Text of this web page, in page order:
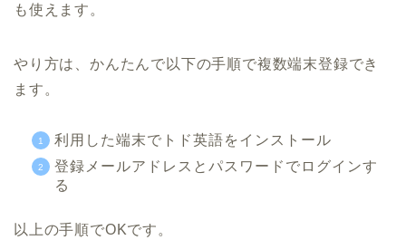
も使えます。
やり方は、かんたんで以下の手順で複数端末登録でき
ます。
利用した端末でトド英語をインストール
登録メールアドレスとパスワードでログインす
る
以上の手順でOKです。